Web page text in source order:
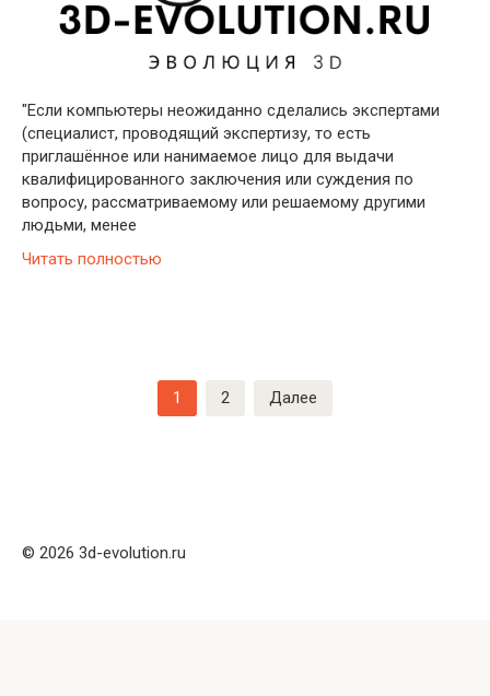
"Если компьютеры неожиданно сделались экспертами
(специалист, проводящий экспертизу, то есть
приглашённое или нанимаемое лицо для выдачи
квалифицированного заключения или суждения по
вопросу, рассматриваемому или решаемому другими
людьми, менее
Читать полностью
1 2 Далее
© 2026 3d-evolution.ru